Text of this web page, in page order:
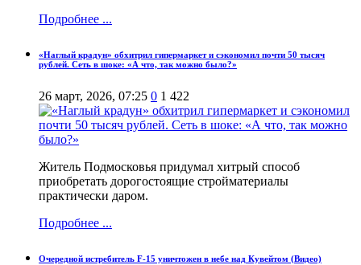
Подробнее ...
«Наглый крадун» обхитрил гипермаркет и сэкономил почти 50 тысяч
рублей. Сеть в шоке: «А что, так можно было?»
26 март, 2026, 07:25 0 1 422
Житель Подмосковья придумал хитрый способ
приобретать дорогостоящие стройматериалы
практически даром.
Подробнее ...
Очередной истребитель F-15 уничтожен в небе над Кувейтом (Видео)